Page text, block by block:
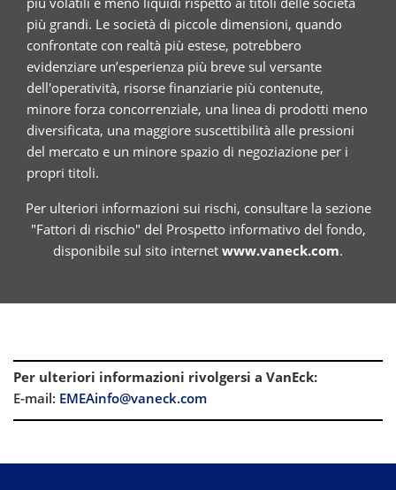
più grandi. Le società di piccole dimensioni, quando
confrontate con realtà più estese, potrebbero
evidenziare un’esperienza più breve sul versante
dell'operatività, risorse finanziarie più contenute,
minore forza concorrenziale, una linea di prodotti meno
diversificata, una maggiore suscettibilità alle pressioni
del mercato e un minore spazio di negoziazione per i
propri titoli.
Per ulteriori informazioni sui rischi, consultare la sezione
"Fattori di rischio" del Prospetto informativo del fondo,
disponibile sul sito internet www.vaneck.com.
Per ulteriori informazioni rivolgersi a VanEck:
E-mail: EMEAinfo@vaneck.com